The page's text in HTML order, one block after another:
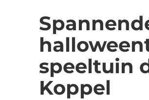
speeltuin
Koppel